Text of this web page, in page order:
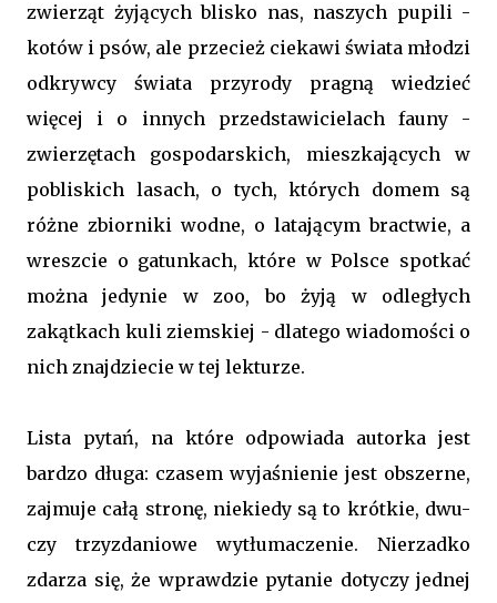
zwierząt żyjących blisko nas, naszych pupili -
kotów i psów, ale przecież ciekawi świata młodzi
odkrywcy świata przyrody pragną wiedzieć
więcej i o innych przedstawicielach fauny -
zwierzętach gospodarskich, mieszkających w
pobliskich lasach, o tych, których domem są
różne zbiorniki wodne, o latającym bractwie, a
wreszcie o gatunkach, które w Polsce spotkać
można jedynie w zoo, bo żyją w odległych
zakątkach kuli ziemskiej - dlatego wiadomości o
nich znajdziecie w tej lekturze.
Lista pytań, na które odpowiada autorka jest
bardzo długa: czasem wyjaśnienie jest obszerne,
zajmuje całą stronę, niekiedy są to krótkie, dwu-
czy trzyzdaniowe wytłumaczenie. Nierzadko
zdarza się, że wprawdzie pytanie dotyczy jednej